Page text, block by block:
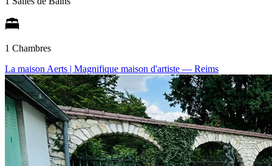
1 Chambres
La maison Aerts | Magnifique maison d'artiste — Reims